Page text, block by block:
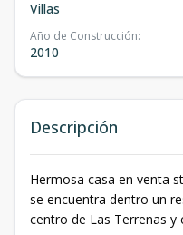
Villas
Año de Construcción:
2010
Descripción
Hermosa casa en venta
se encuentra dentro un
centro de Las Terrenas y